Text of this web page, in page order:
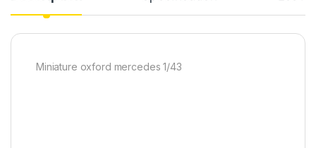
Miniature oxford mercedes 1/43